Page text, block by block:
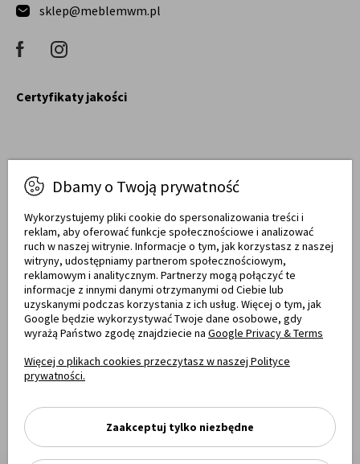
sklep@meblemwm.pl
Certyfikaty jakości
Raty obsługują
Towary dostarczają
Opinie
Dbamy o Twoją prywatność
Wykorzystujemy pliki cookie do spersonalizowania treści i
reklam, aby oferować funkcje społecznościowe i analizować
ruch w naszej witrynie. Informacje o tym, jak korzystasz z naszej
witryny, udostępniamy partnerom społecznościowym,
reklamowym i analitycznym. Partnerzy mogą połączyć te
informacje z innymi danymi otrzymanymi od Ciebie lub
uzyskanymi podczas korzystania z ich usług. Więcej o tym, jak
Google będzie wykorzystywać Twoje dane osobowe, gdy
wyrażą Państwo zgodę znajdziecie na Google Privacy & Terms
Więcej o plikach cookies przeczytasz w naszej Polityce
prywatności.
Zaakceptuj tylko niezbędne